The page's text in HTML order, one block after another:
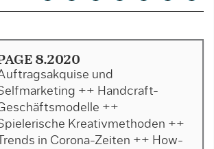
8.2020
und
++ Handcraft-
++
Kreativmethoden ++
Trends in Corona-Zeiten ++ How-